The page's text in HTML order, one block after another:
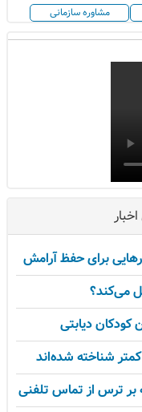
مشاوره سازمانی
برای حفظ آرامش
می‌کند؟
کودکان دیابتی
ترس از تماس تلفنی